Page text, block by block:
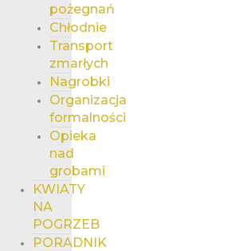
pożegnań
Chłodnie
Transport
zmarłych
Nagrobki
Organizacja
formalności
Opieka
nad
grobami
KWIATY
NA
POGRZEB
PORADNIK